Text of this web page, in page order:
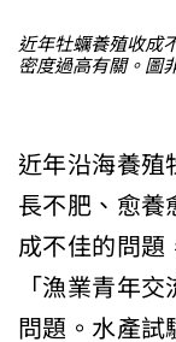
近年牡蠣養殖收成
密度過高有關。圖
近年沿海養
長不肥、愈
成不佳的問
「漁業青年